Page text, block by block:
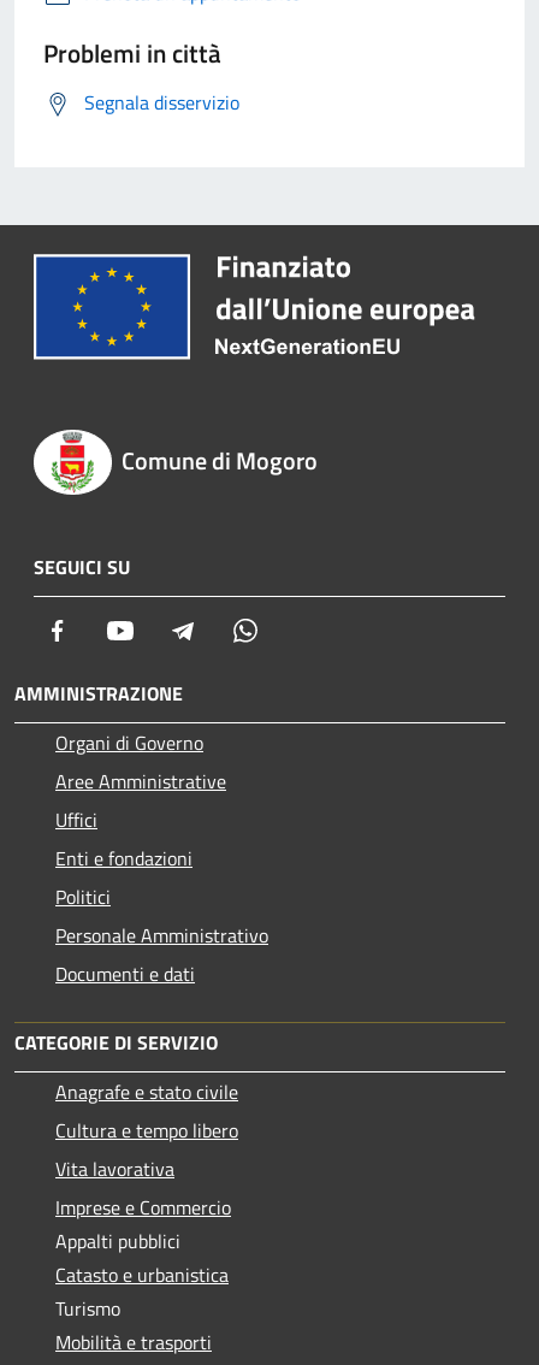
Problemi in città
Segnala disservizio
Comune di Mogoro
SEGUICI SU
Facebook Youtube Telegram
AMMINISTRAZIONE
Organi di Governo
Aree Amministrative
Uffici
Enti e fondazioni
Politici
Personale Amministrativo
Documenti e dati
CATEGORIE DI SERVIZIO
Anagrafe e stato civile
Cultura e tempo libero
Vita lavorativa
Imprese e Commercio
Appalti pubblici
Catasto e urbanistica
Turismo
Mobilità e trasporti